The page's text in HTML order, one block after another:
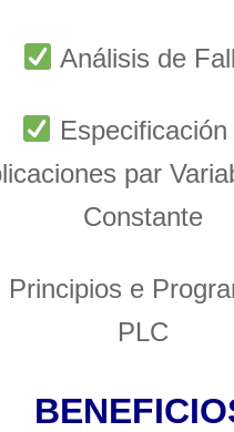
Análisis de
Especificación
par
Constante
Principios e
PLC